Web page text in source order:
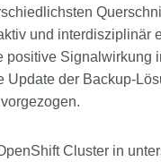
und interdisziplinär
positive Signalwirkung
der Backup-
Cluster in